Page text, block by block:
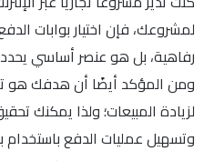
لمشروعك، فإن اختيار بوابات
رفاهية، بل هو عنصر أساسي يحدد
ومن المؤكد أيضًا أن هدفك هو
لزيادة المبيعات؛ ولذا يمكنك
وتسهيل عمليات الدفع باستخدام